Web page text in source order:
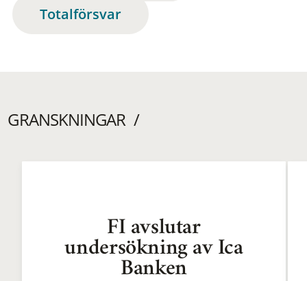
Totalförsvar
GRANSKNINGAR
FI avslutar
undersökning av Ica
Banken